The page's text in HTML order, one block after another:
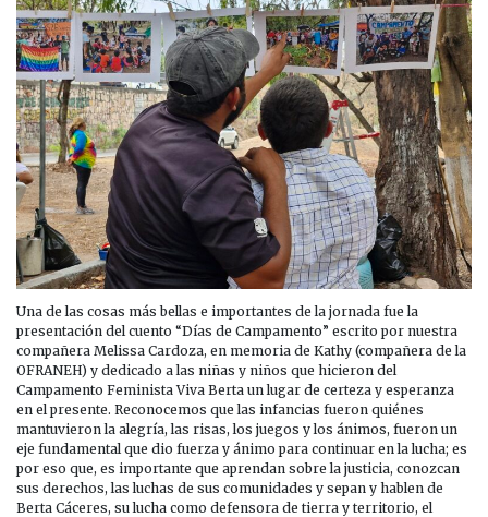
Una de las cosas más bellas e importantes de la jornada fue la
presentación del cuento “Días de Campamento” escrito por nuestra
compañera Melissa Cardoza, en memoria de Kathy (compañera de la
OFRANEH) y dedicado a las niñas y niños que hicieron del
Campamento Feminista Viva Berta un lugar de certeza y esperanza
en el presente. Reconocemos que las infancias fueron quiénes
mantuvieron la alegría, las risas, los juegos y los ánimos, fueron un
eje fundamental que dio fuerza y ánimo para continuar en la lucha; es
por eso que, es importante que aprendan sobre la justicia, conozcan
sus derechos, las luchas de sus comunidades y sepan y hablen de
Berta Cáceres, su lucha como defensora de tierra y territorio, el